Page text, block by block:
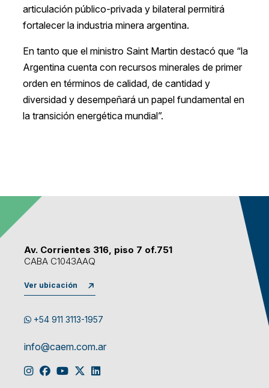
articulación público-privada y bilateral permitirá
fortalecer la industria minera argentina.
En tanto que el ministro Saint Martin destacó que “la
Argentina cuenta con recursos minerales de primer
orden en términos de calidad, de cantidad y
diversidad y desempeñará un papel fundamental en
la transición energética mundial”.
Av. Corrientes 316, piso 7 of.751
CABA C1043AAQ
Ver ubicación
+54 911 3113-1957
info@caem.com.ar